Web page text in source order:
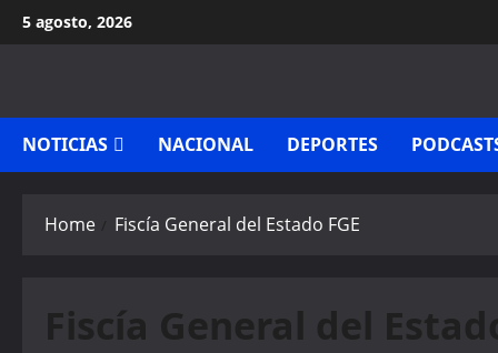
Skip
to
5 agosto, 2026
NOTICIAS NACIONAL DEPORTES
Home Fiscía General del Estado FGE
Fiscía General del